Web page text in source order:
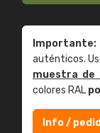
Importante:
auténticos.
muestra de
colores RAL
Info /